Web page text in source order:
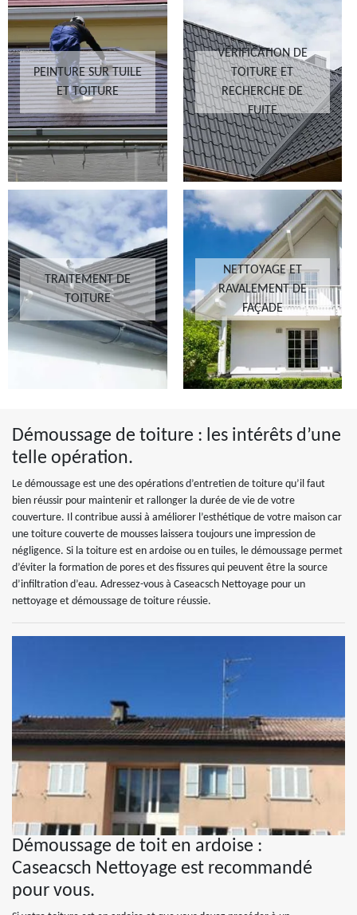
PEINTURE SUR TUILE
ET TOITURE
VÉRIFICATION DE
TOITURE ET
RECHERCHE DE
FUITE
TRAITEMENT DE
TOITURE
NETTOYAGE ET
RAVALEMENT DE
FAÇADE
Démoussage de toiture : les intérêts d’une
telle opération.
Le démoussage est une des opérations d’entretien de toiture qu’il faut
bien réussir pour maintenir et rallonger la durée de vie de votre
couverture. Il contribue aussi à améliorer l’esthétique de votre maison car
une toiture couverte de mousses laissera toujours une impression de
négligence. Si la toiture est en ardoise ou en tuiles, le démoussage permet
d’éviter la formation de pores et des fissures qui peuvent être la source
d’infiltration d’eau. Adressez-vous à Caseacsch Nettoyage pour un
nettoyage et démoussage de toiture réussie.
Démoussage de toit en ardoise :
Caseacsch Nettoyage est recommandé
pour vous.